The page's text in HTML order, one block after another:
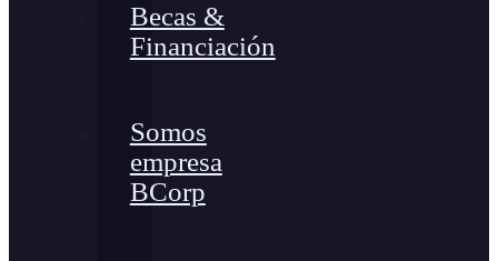
Becas &
Financiación
Somos
empresa
BCorp